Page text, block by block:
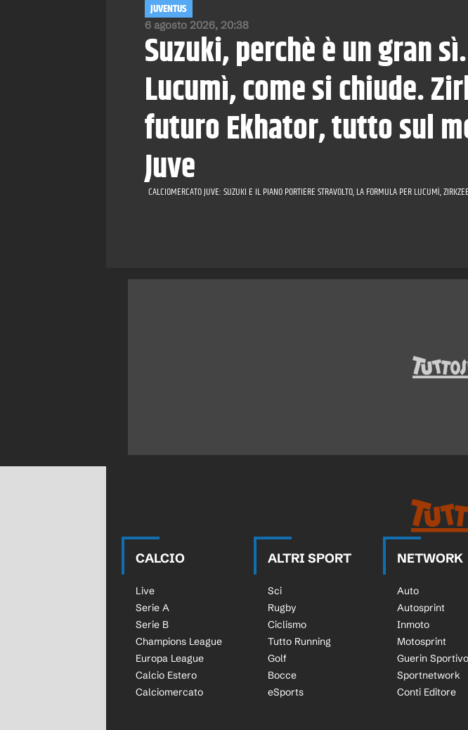
6 agosto 2026, 20:38
JUVENTUS
Suzuki, perchè è un gran sì.
Lucumì, come si chiude.
futuro Ekhator, tutto sul
Juve
CALCIOMERCATO JUVE: SUZUKI E IL PIANO PORTIERE STRAVOLTO, LA FORMULA PER LUCUMÌ,
CALCIO
Live
Serie A
Serie B
Champions League
Europa League
Calcio Estero
Calciomercato
ALTRI SPORT
Sci
Rugby
Ciclismo
Tutto Running
Golf
Bocce
eSports
NETWORK
Auto
Autosprint
Inmoto
Motosprint
Guerin Sportivo
Sportnetwork
Conti Editore